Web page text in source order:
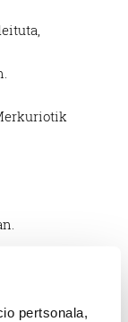
pertsonala,